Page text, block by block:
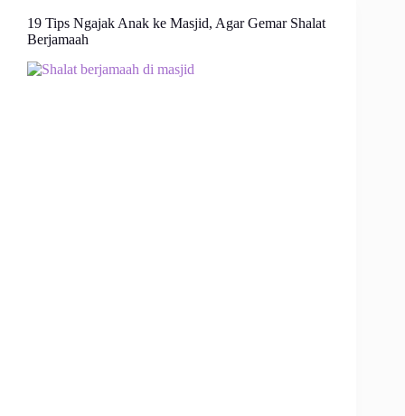
19 Tips Ngajak Anak ke Masjid, Agar Gemar Shalat
Berjamaah